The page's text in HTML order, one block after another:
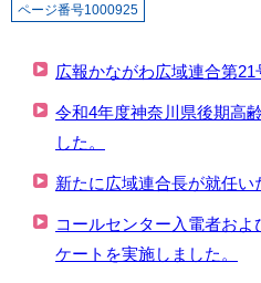
ページ番号1000925
広報かながわ広域連合第21
令和4年度神奈川県後期高
した。
新たに広域連合長が就任い
コールセンター入電者お
ケートを実施しました。